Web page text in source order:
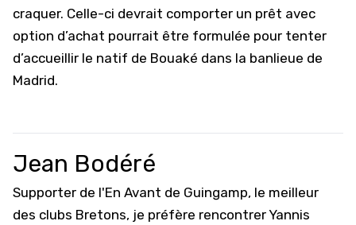
craquer. Celle-ci devrait comporter un prêt avec
option d’achat pourrait être formulée pour tenter
d’accueillir le natif de Bouaké dans la banlieue de
Madrid.
Jean Bodéré
Supporter de l'En Avant de Guingamp, le meilleur
des clubs Bretons, je préfère rencontrer Yannis